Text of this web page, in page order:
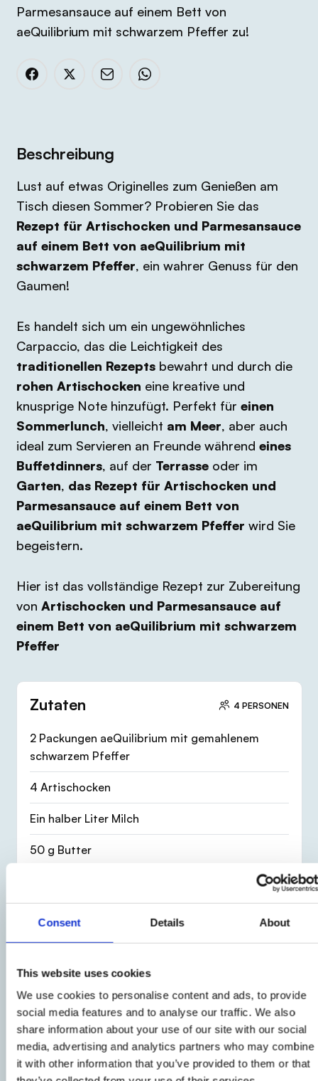
Consent Details About
This website uses cookies
We use cookies to personalise content and ads, to provide
social media features and to analyse our traffic. We also
share information about your use of our site with our social
media, advertising and analytics partners who may combine
it with other information that you’ve provided to them or that
Parmesansauce auf einem Bett von
aeQuilibrium mit schwarzem Pfeffer zu!
Zutaten 4 PERSONEN
2 Packungen aeQuilibrium mit gemahlenem
schwarzem Pfeffer
4 Artischocken
Ein halber Liter Milch
50 g Butter
Eine halbe Zitrone
Zutaten kopieren
Beschreibung
Lust auf etwas Originelles zum Genießen am
Tisch diesen Sommer? Probieren Sie das
Rezept für Artischocken und Parmesansauce
auf einem Bett von aeQuilibrium mit
schwarzem Pfeffer, ein wahrer Genuss für den
Gaumen!
Es handelt sich um ein ungewöhnliches
Carpaccio, das die Leichtigkeit des
traditionellen Rezeptsbewahrt und durch die
rohen Artischocken eine kreative und
knusprige Note hinzufügt. Perfekt für einen
Sommerlunch, vielleicht am Meer, aber auch
ideal zum Servieren an Freunde während eines
Buffetdinners, auf der Terrasseoder im
Garten, das Rezept für Artischocken und
Parmesansauce auf einem Bett von
aeQuilibrium mit schwarzem Pfeffer wird Sie
begeistern.
Hier ist das vollständige Rezept zur Zubereitung
von Artischocken und Parmesansauce auf
einem Bett von aeQuilibrium mit schwarzem
Pfeffer
Verfahren